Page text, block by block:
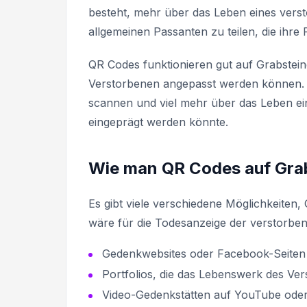
besteht, mehr über das Leben eines
allgemeinen Passanten zu teilen, die
QR Codes funktionieren gut auf
Verstorbenen angepasst werden
scannen und viel mehr über das Leben
eingeprägt werden könnte.
Wie man QR Codes auf
Es gibt viele verschiedene
wäre für die Todesanzeige der
Gedenkwebsites oder Facebook-Seiten
Portfolios, die das Lebenswerk des
Video-Gedenkstätten auf YouTube